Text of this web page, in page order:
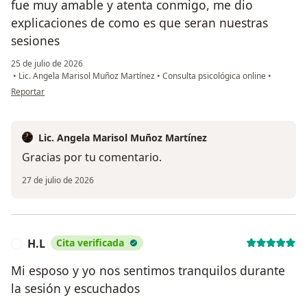
fue muy amable y atenta conmigo, me dio
explicaciones de como es que seran nuestras
sesiones
25 de julio de 2026
• Lic. Angela Marisol Muñoz Martínez • Consulta psicológica online •
en opinión del usuario PM
Reportar
Lic. Angela Marisol Muñoz Martínez
Gracias por tu comentario.
27 de julio de 2026
H.L Cita verificada
Mi esposo y yo nos sentimos tranquilos durante
la sesión y escuchados